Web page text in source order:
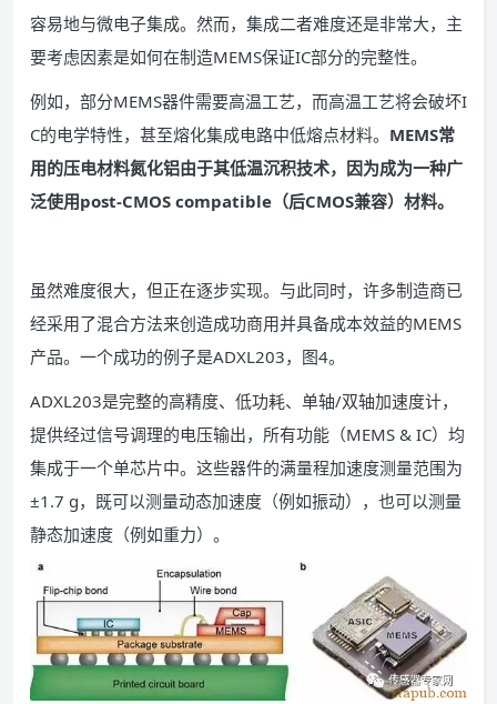
容易地与微电子集成。然而，集成二者难度还是非常大，主
要考虑因素是如何在制造MEMS保证IC部分的完整性。
例如，部分MEMS器件需要高温工艺，而高温工艺将会破坏I
C的电学特性，甚至熔化集成电路中低熔点材料。 MEMS常
用的压电材料氮化铝由于其低温沉积技术，因为成为一种广
泛使用post-CMOS compatible（后CMOS兼容）材料。
虽然难度很大，但正在逐步实现。与此同时，许多制造商已
经采用了混合方法来创造成功商用并具备成本效益的MEMS
产品。一个成功的例子是ADXL203，图4。
ADXL203是完整的高精度、低功耗、单轴/双轴加速度计，
提供经过信号调理的电压输出，所有功能（MEMS & IC）均
集成于一个单芯片中。这些器件的满量程加速度测量范围为
±1.7 g，既可以测量动态加速度（例如振动），也可以测量
静态加速度（例如重力）。